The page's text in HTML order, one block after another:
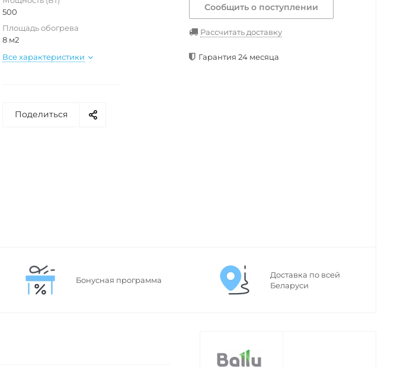
500
Площадь обогрева
8 м2
Все характеристики
Сообщить о поступлении
Рассчитать доставку
Гарантия 24 месяца
Поделиться
Бонусная программа
Доставка по всей
Беларуси